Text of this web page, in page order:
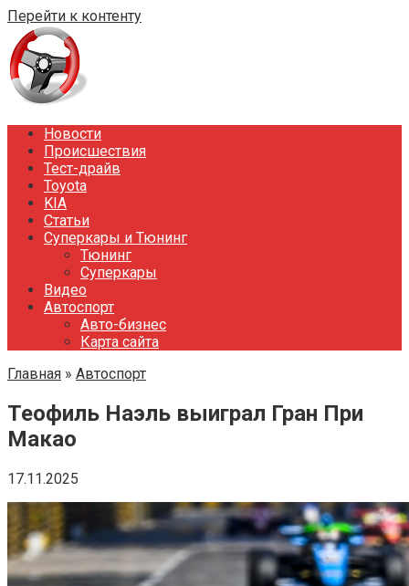
Перейти к контенту
Новости
Происшествия
Тест-драйв
Toyota
KIA
Статьи
Суперкары и Тюнинг
Тюнинг
Суперкары
Видео
Автоспорт
Авто-бизнес
Карта сайта
Главная » Автоспорт
Теофиль Наэль выиграл Гран При
Макао
17.11.2025